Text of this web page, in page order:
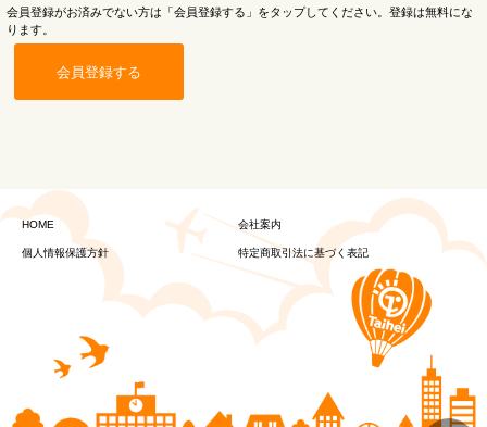
会員登録がお済みでない方は「会員登録する」をタップしてください。登録は無料にな
ります。
会員登録する
HOME 会社案内
個人情報保護方針 特定商取引法に基づく表記